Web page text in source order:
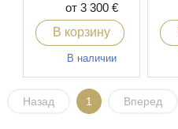
от 3 300 €
В корзину
В наличии
Назад 1 Вперед